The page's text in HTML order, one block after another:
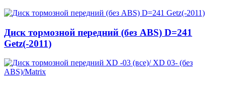
Диск тормозной передний (без ABS) D=241
Getz(-2011)